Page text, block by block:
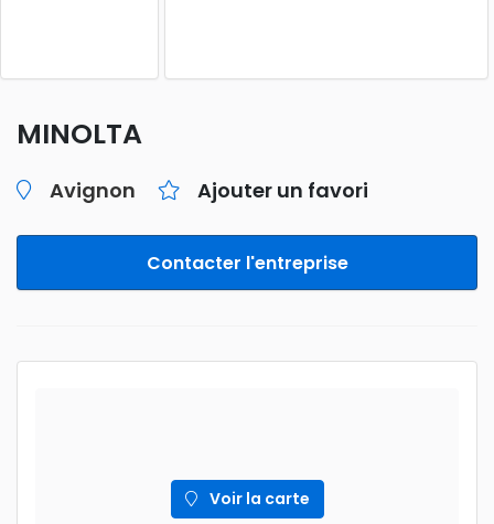
MINOLTA
Avignon Ajouter un favori
Contacter l'entreprise
Voir la carte